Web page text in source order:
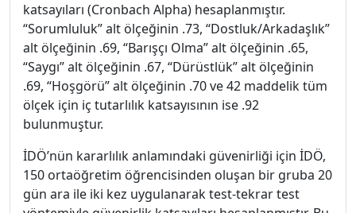
katsayıları (Cronbach Alpha) hesaplanmıştır.
“Sorumluluk” alt ölçeğinin .73, “Dostluk/Arkadaşlık”
alt ölçeğinin .69, “Barışçı Olma” alt ölçeğinin .65,
“Saygı” alt ölçeğinin .67, “Dürüstlük” alt ölçeğinin
.69, “Hoşgörü” alt ölçeğinin .70 ve 42 maddelik tüm
ölçek için iç tutarlılık katsayısının ise .92
bulunmuştur.
İDÖ’nün kararlılık anlamındaki güvenirliği için İDÖ,
150 ortaöğretim öğrencisinden oluşan bir gruba 20
gün ara ile iki kez uygulanarak test-tekrar test